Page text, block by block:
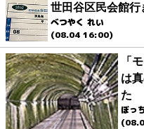
世田谷区民会館
べつやく れい
(08.04 16:00)
「
は
た
ぼっ